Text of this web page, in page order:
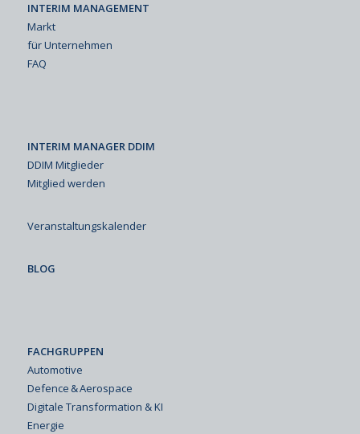
INTERIM MANAGEMENT
Markt
für Unternehmen
FAQ
INTERIM MANAGER DDIM
DDIM Mitglieder
Mitglied werden
Veranstaltungskalender
BLOG
FACHGRUPPEN
Automotive
Defence & Aerospace
Digitale Transformation & KI
Energie